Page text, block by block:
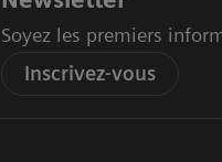
Soyez les premiers
Inscrivez-vous